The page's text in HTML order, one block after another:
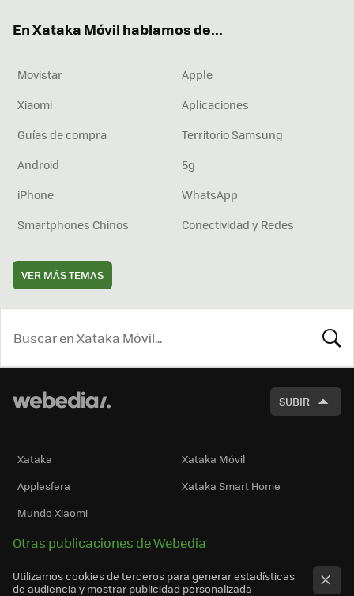
En Xataka Móvil hablamos de...
Movistar
Apple
Xiaomi
Aplicaciones
Guías de compra
Territorio Samsung
Android
5g
iPhone
WhatsApp
Smartphones Chinos
Conectividad y Redes
VER MÁS TEMAS
SUBIR
Xataka
Xataka Móvil
Applesfera
Xataka Smart Home
Mundo Xiaomi
Otras publicaciones de Webedia
Utilizamos cookies de terceros para generar estadísticas
de audiencia y mostrar publicidad personalizada